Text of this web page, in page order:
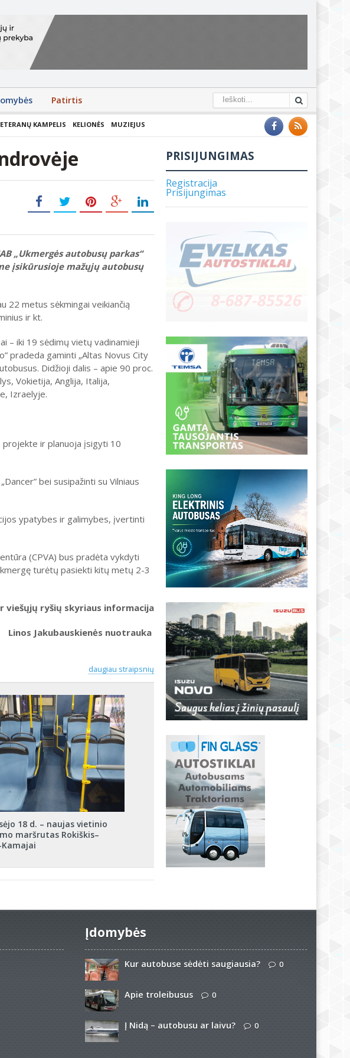
Patirtis
KAMPELIS KELIONĖS MUZIEJUS
„Ukmergės autobusų parkas“
įsikūrusioje mažųjų autobusų
22 metus sėkmingai veikiančią
ir kt.
– iki 19 sėdimų vietų vadinamieji
pradeda gaminti „Altas Novus City
Didžioji dalis – apie 90 proc.
Vokietija, Anglija, Italija,
Izraelyje.
projekte ir planuoja įsigyti 10
bei susipažinti su Vilniaus
ypatybes ir galimybes, įvertinti
(CPVA) bus pradėta vykdyti
turėtų pasiekti kitų metų 2-3
viešųjų ryšių skyriaus informacija
Linos Jakubauskienės nuotrauka
daugiau straipsnių
18 d. – naujas vietinio
maršrutas Rokiškis–
PRISIJUNGIMAS
Registracija
Prisijungimas
Įdomybės
Kur autobuse sėdėti saugiausia? 0
Apie troleibusus 0
Į Nidą – autobusu ar laivu? 0